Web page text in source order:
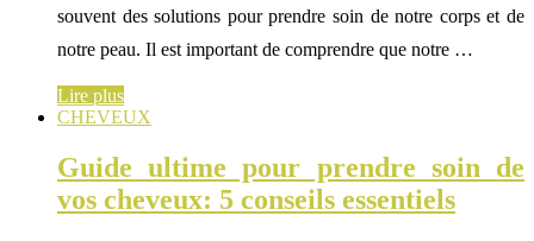
souvent des solutions pour prendre soin de notre corps et de
notre peau. Il est important de comprendre que notre …
Lire plus
CHEVEUX
Guide ultime pour prendre soin de
vos cheveux: 5 conseils essentiels